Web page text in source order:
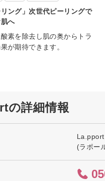
リング」次世代ピーリングで
へ
素を除去し肌の奥からトラ
が期待できます。
の詳細情報
La.pport
(ラポー